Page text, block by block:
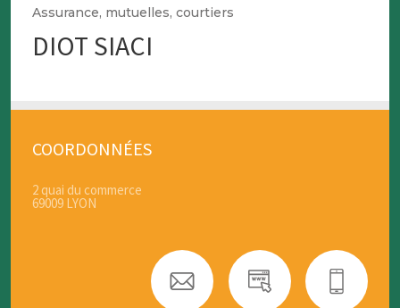
Assurance, mutuelles, courtiers
DIOT SIACI
COORDONNÉES
2 quai du commerce
69009 LYON